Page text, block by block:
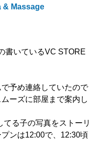
& Massage
書いているVC STORE
予め連絡していたので
ーズに部屋まで案内し
る子の写真をストーリ
ンは12:00で、12:30頃